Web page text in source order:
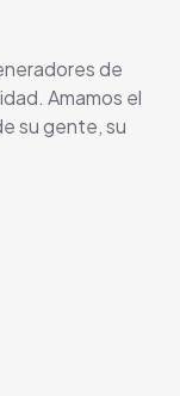
de
Amamos el
su gente, su